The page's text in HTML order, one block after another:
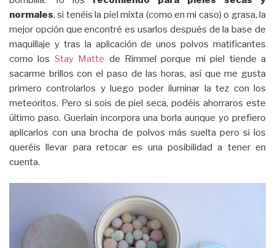
normales, si tenéis la piel mixta (como en mi caso) o grasa, la
mejor opción que encontré es usarlos después de la base de
maquillaje y tras la aplicación de unos polvos matificantes
como los Stay Matte de Rimmel porque mi piel tiende a
sacarme brillos con el paso de las horas, así que me gusta
primero controlarlos y luego poder iluminar la tez con los
meteoritos. Pero si sois de piel seca, podéis ahorraros este
último paso. Guerlain incorpora una borla aunque yo prefiero
aplicarlos con una brocha de polvos más suelta pero si los
queréis llevar para retocar es una posibilidad a tener en
cuenta.